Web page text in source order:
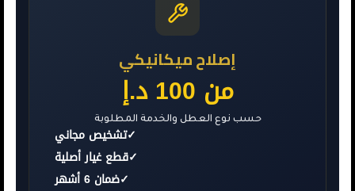
إصلاح ميكانيكي
من 100 د.إ
حسب نوع العطل والخدمة المطلوبة
✓تشخيص مجاني
✓قطع غيار أصلية
✓ضمان 6 أشهر